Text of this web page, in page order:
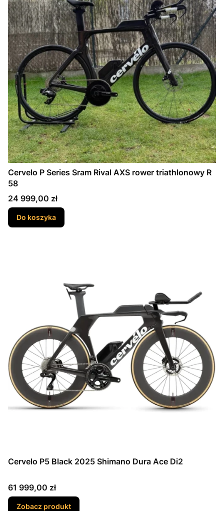
Cervelo P Series Sram Rival AXS rower triathlonowy R
58
Cena
24 999,00 zł
Do koszyka
Cervelo P5 Black 2025 Shimano Dura Ace Di2
Cena
61 999,00 zł
Zobacz produkt